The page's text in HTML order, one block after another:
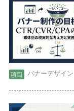
バナーデザイン